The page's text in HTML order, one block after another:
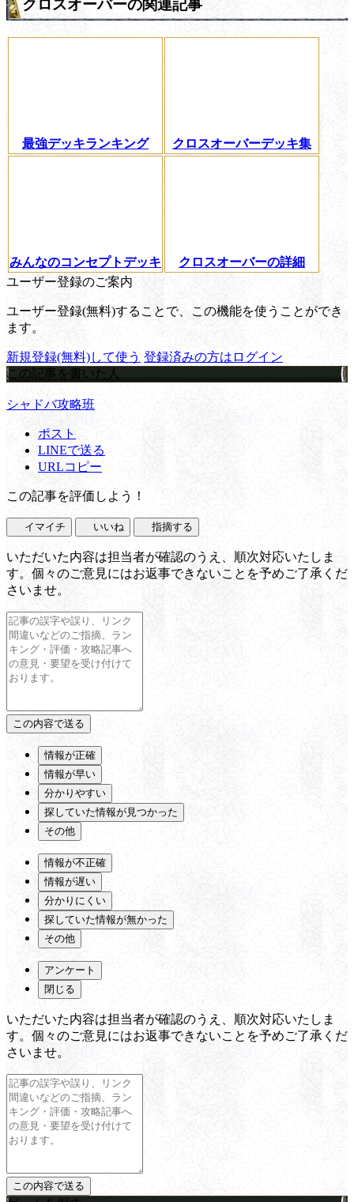
クロスオーバーの関連記事
最強デッキランキング クロスオーバーデッキ集
みんなのコンセプトデッキ
クロスオーバーの詳細
ユーザー登録のご案内
ユーザー登録(無料)することで、この機能を使うことができ
ます。
新規登録(無料)して使う 登録済みの方はログイン
この記事を書いた人
シャドバ攻略班
ポスト
LINEで送る
URLコピー
この記事を評価しよう！
イマイチ いいね 指摘する
いただいた内容は担当者が確認のうえ、順次対応いたしま
す。個々のご意見にはお返事できないことを予めご了承くだ
さいませ。
情報が正確
情報が早い
分かりやすい
探していた情報が見つかった
その他
情報が不正確
情報が遅い
分かりにくい
探していた情報が無かった
その他
アンケート
閉じる
いただいた内容は担当者が確認のうえ、順次対応いたしま
す。個々のご意見にはお返事できないことを予めご了承くだ
さいませ。